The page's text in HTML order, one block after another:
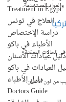
Treatment in Egypt
العلاج في تونس
دراسة الإختصاص
الأطباء في باكو
دليل عيادات الأسنان
العيادات في باكو
دليل الأطباء
Doctors Guide
والمواد المستخدمة.
الحالات المعقدة.
من لون الأسنان.